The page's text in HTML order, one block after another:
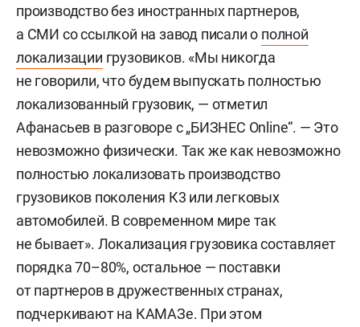
производство без иностранных партнеров,
а СМИ со ссылкой на завод писали о полной
локализации грузовиков. «Мы никогда
не говорили, что будем выпускать полностью
локализованный грузовик, — отметил
Афанасьев в разговоре с „БИЗНЕС Online“. — Это
невозможно физически. Так же как невозможно
полностью локализовать производство
грузовиков поколения К3 или легковых
автомобилей. В современном мире так
не бывает». Локализация грузовика составляет
порядка 70–80%, остальное — поставки
от партнеров в дружественных странах,
подчеркивают на КАМАЗе. При этом